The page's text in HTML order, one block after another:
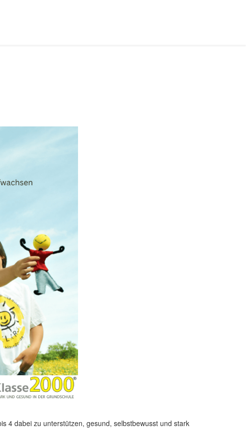
4 dabei zu unterstützen, gesund, selbstbewusst und stark